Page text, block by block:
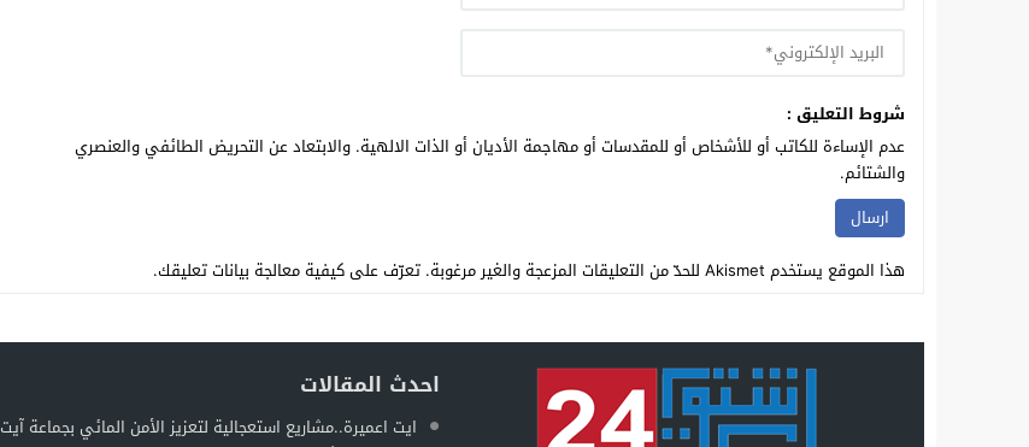
شروط التعليق :
عدم الإساءة للكاتب أو للأشخاص أو للمقدسات أو مهاجمة الأديان أو الذات الالهية. والابتعاد عن التحريض الطائفي والعنصري
والشتائم.
هذا الموقع يستخدم Akismet للحدّ من التعليقات المزعجة والغير مرغوبة. تعرّف على كيفية معالجة بيانات تعليقك.
احدث المقالات
ايت اعميرة..مشاريع استعجالية لتعزيز الأمن المائي بجماعة آيت